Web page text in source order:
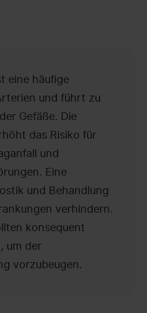
eine häufige
und führt zu
Gefäße. Die
das Risiko für
und
Eine
und Behandlung
verhindern.
konsequent
um der
vorzubeugen.